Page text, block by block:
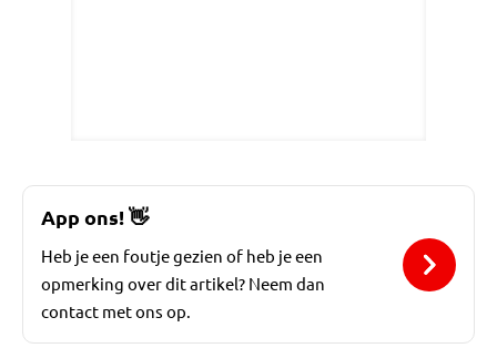
App ons!👋
Heb je een foutje gezien of heb je een
opmerking over dit artikel? Neem dan
contact met ons op.